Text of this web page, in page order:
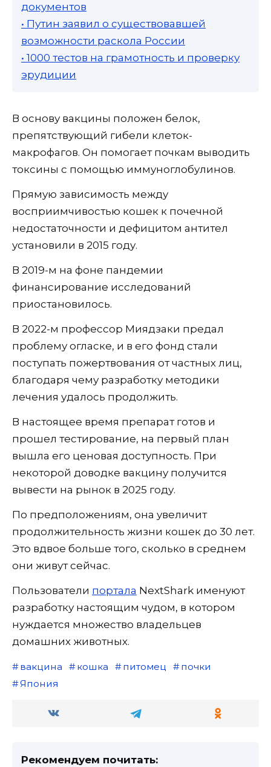
документов
• Путин заявил о существовавшей
возможности раскола России
• 1000 тестов на грамотность и проверку
эрудиции
В основу вакцины положен белок,
препятствующий гибели клеток-
макрофагов. Он помогает почкам выводить
токсины с помощью иммуноглобулинов.
Прямую зависимость между
восприимчивостью кошек к почечной
недостаточности и дефицитом антител
установили в 2015 году.
В 2019-м на фоне пандемии
финансирование исследований
приостановилось.
В 2022-м профессор Миядзаки предал
проблему огласке, и в его фонд стали
поступать пожертвования от частных лиц,
благодаря чему разработку методики
лечения удалось продолжить.
В настоящее время препарат готов и
прошел тестирование, на первый план
вышла его ценовая доступность. При
некоторой доводке вакцину получится
вывести на рынок в 2025 году.
По предположениям, она увеличит
продолжительность жизни кошек до 30 лет.
Это вдвое больше того, сколько в среднем
они живут сейчас.
Пользователи портала NextShark именуют
разработку настоящим чудом, в котором
нуждается множество владельцев
домашних животных.
вакцина кошка питомец
почки
Япония
Рекомендуем почитать: